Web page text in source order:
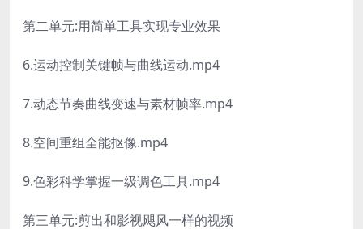
第二单元:用简单工具实现专业效果
6.运动控制关键帧与曲线运动.mp4
7.动态节奏曲线变速与素材帧率.mp4
8.空间重组全能抠像.mp4
9.色彩科学掌握一级调色工具.mp4
第三单元:剪出和影视飓风一样的视频